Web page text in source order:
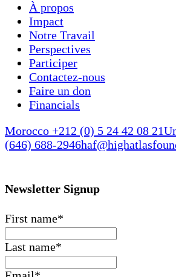
À propos
Impact
Notre Travail
Perspectives
Participer
Contactez-nous
Faire un don
Financials
Morocco +212 (0) 5 24 42 08 21
(646) 688-2946
Newsletter Signup
First name*
Last name*